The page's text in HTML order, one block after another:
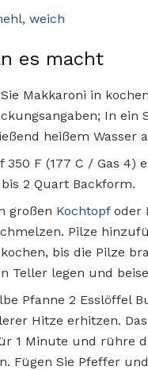
weich
es macht
Makkaroni in
In ein
heißem Wasser
350 F (177 C / Gas 4)
bis 2 Quart Backform.
großen Kochtopfoder
Pilze
bis die Pilze
Teller legen und
Pfanne 2 Esslöffel
Hitze erhitzen.
1 Minute und rühre
Fügen Sie Pfeffer